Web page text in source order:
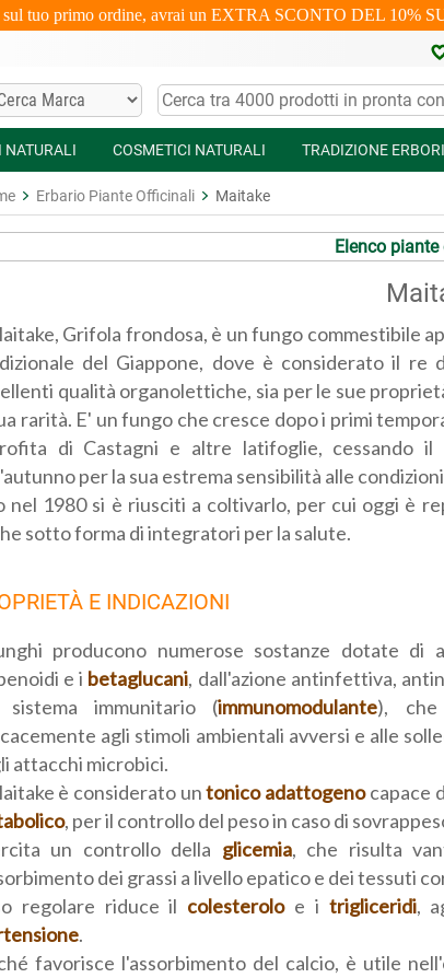
tuo primo ordine, avrai un EXTRA SCONTO DEL 10%
NATURALI COSMETICI NATURALI TRADIZIONE
Erbario Piante Officinali Maitake
Elenco
Grifola frondosa, è un fungo commestibile
del Giappone, dove è considerato il re
qualità organolettiche, sia per le sue
rarità. E' un fungo che cresce dopo i primi
di Castagni e altre latifoglie, cessando il
per la sua estrema sensibilità alle
nel 1980 si è riusciti a coltivarlo, per cui oggi è
sotto forma di integratori per la salute.
E INDICAZIONI
producono numerose sostanze dotate di
e i betaglucani, dall'azione antinfettiva,
sistema immunitario (immunomodulante),
agli stimoli ambientali avversi e alle
attacchi microbici.
è considerato untonico adattogenocapace
, per il controllo del peso in caso di
un controllo della glicemia, che risulta
dei grassi a livello epatico e dei tessuti
regolare riduce il colesteroloe i trigliceridi,
.
favorisce l'assorbimento del calcio, è utile